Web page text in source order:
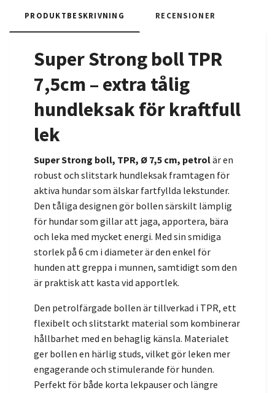
PRODUKTBESKRIVNING RECENSIONER
Super Strong boll TPR
7,5cm – extra tålig
hundleksak för kraftfull
lek
Super Strong boll, TPR, Ø 7,5 cm, petrolär en
robust och slitstark hundleksak framtagen för
aktiva hundar som älskar fartfyllda lekstunder.
Den tåliga designen gör bollen särskilt lämplig
för hundar som gillar att jaga, apportera, bära
och leka med mycket energi. Med sin smidiga
storlek på 6 cm i diameter är den enkel för
hunden att greppa i munnen, samtidigt som den
är praktisk att kasta vid apportlek.
Den petrolfärgade bollen är tillverkad i TPR, ett
flexibelt och slitstarkt material som kombinerar
hållbarhet med en behaglig känsla. Materialet
ger bollen en härlig studs, vilket gör leken mer
engagerande och stimulerande för hunden.
Perfekt för både korta lekpauser och längre